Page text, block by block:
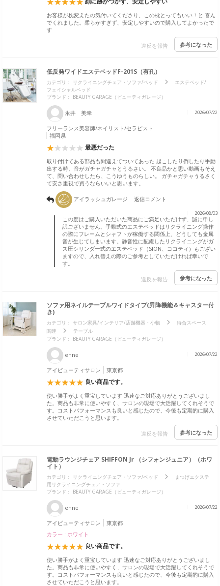
お客様が枕変えたの気付いてくださり、この枕とってもいい！と 喜ん
でくれました。柔らかすぎず、安定しやすいので購入してよかったで
す
違反を報告 参考になった
低反発ワイドエステベッドF-201S（有孔）
カテゴリ： リクライニングチェア・ソファ/ベッド
エステベッド/
フェイシャルベッド
ブランド： BEAUTY GARAGE（ビューティガレージ）
永井 美幸 2026/07/22
フリーランス美容師/ネイリスト/セラピスト
福岡県
最悪だった
取り付けてある部品も間違えてついてあった 起こしたり倒したり手動
出する時、音がガチャガチャとうるさい。 不良品かと思い動画もそえ
て、問い合わせしたら、こうゆうものらしい。 ガチャガチャうるさく
て安さ重視で買うならいいと思います。
アイラッシュガレージ 返信コメント
2026/08/03
この度はご購入いただいた商品にご満足いただけず、誠に申し
訳ございません。手動式のエステベッドはリクライニング操作
の際にフレームとシャフトが稼働する関係上、どうしても金属
音が生じてしまいます。静音性に配慮したリクライニングがガ
ス圧シリンダー式のエステベッド（SION、ココティ）もござい
ますので、入れ替えの際のご参考としていただければ幸いで
す。
違反を報告 参考になった
ソファ用ネイルテーブルワイドタイプ(昇降機能＆キャスター付
き)
カテゴリ： サロン家具/インテリア/店舗機器・小物
待合スペース
関連
テーブル
ブランド： BEAUTY GARAGE（ビューティガレージ）
enne 2026/07/22
アイビューティサロン 東京都
良い商品です。
使い勝手がよく重宝しています 迅速なご対応ありがとうございまし
た。商品も非常に使いやすく、サロンの現場で大活躍してくれそうで
す。コストパフォーマンスも良いと感じたので、今後も定期的に購入
させていただこうと思います。
違反を報告 参考になった
電動ラウンジチェア SHIFFON Jr （シフォンジュニア）（ホワ
イト）
カテゴリ： リクライニングチェア・ソファ/ベッド
まつげエクステ
用リクライニングチェア・ソファ
ブランド： BEAUTY GARAGE（ビューティガレージ）
enne 2026/07/22
アイビューティサロン
東京都
カラー : ホワイト
良い商品です。
使い勝手がよく重宝しています 迅速なご対応ありがとうございまし
た。商品も非常に使いやすく、サロンの現場で大活躍してくれそうで
す。コストパフォーマンスも良いと感じたので、今後も定期的に購入
させていただこうと思います。